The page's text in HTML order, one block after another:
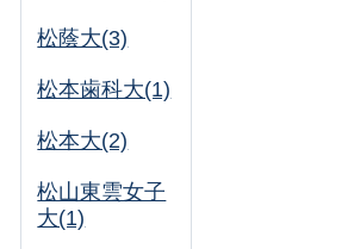
松蔭大(3)
松本歯科大(1)
松本大(2)
松山東雲女子
大(1)